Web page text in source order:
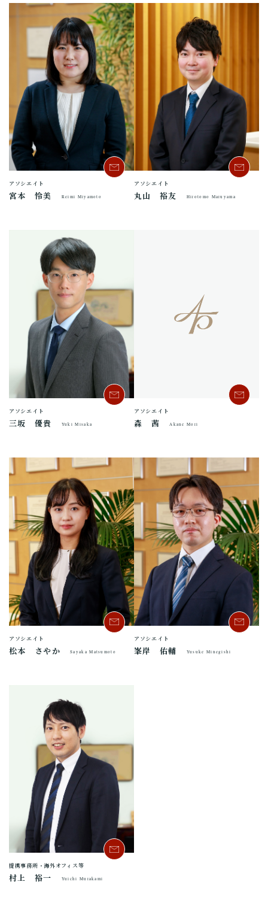
アソシエイト
宮本 怜美 Reimi Miyamoto
アソシエイト
丸山 裕友 Hirotomo Maruyama
アソシエイト
三坂 優貴 Yuki Misaka
アソシエイト
森 茜 Akane Mori
アソシエイト
松本 さやか Sayaka Matsumoto
アソシエイト
峯岸 佑輔 Yusuke Minegishi
提携事務所・海外オフィス等
村上 裕一 Yuichi Murakami